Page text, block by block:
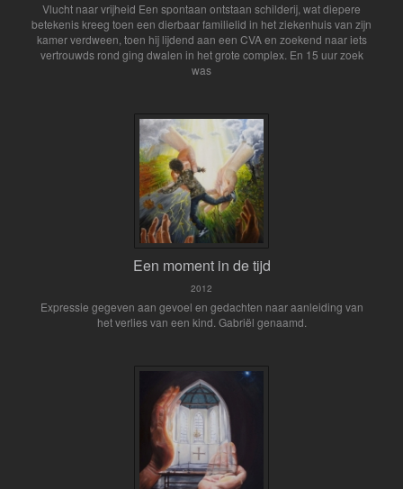
Vlucht naar vrijheid Een spontaan ontstaan schilderij, wat diepere
betekenis kreeg toen een dierbaar familielid in het ziekenhuis van zijn
kamer verdween, toen hij lijdend aan een CVA en zoekend naar iets
vertrouwds rond ging dwalen in het grote complex. En 15 uur zoek
was
Een moment in de tijd
2012
Expressie gegeven aan gevoel en gedachten naar aanleiding van
het verlies van een kind. Gabriël genaamd.